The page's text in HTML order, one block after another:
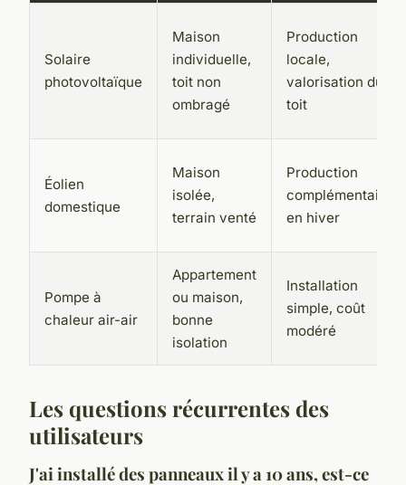
Solaire
photovoltaïque
Maison
individuelle,
toit non
ombragé
Production
locale,
valorisation du
toit
Éolien
domestique
Maison
isolée,
terrain venté
Production
complémentaire
en hiver
Pompe à
chaleur air-air
Appartement
ou maison,
bonne
isolation
Installation
simple, coût
modéré
Les questions récurrentes des
utilisateurs
J'ai installé des panneaux il y a 10 ans, est-ce